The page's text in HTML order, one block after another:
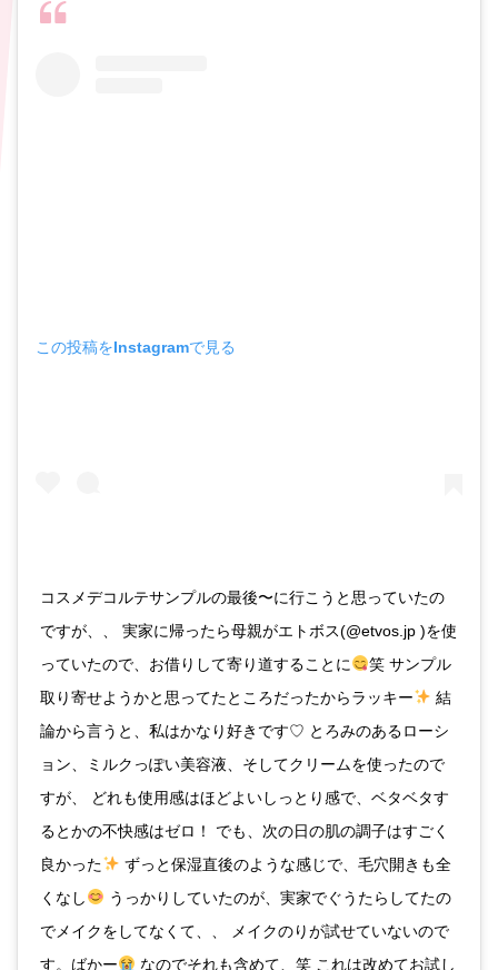
この投稿をInstagramで見る
コスメデコルテサンプルの最後〜に行こうと思っていたの
ですが、、 実家に帰ったら母親がエトボス(@etvos.jp )を使
っていたので、お借りして寄り道することに
笑 サンプル
取り寄せようかと思ってたところだったからラッキー
結
論から言うと、私はかなり好きです♡ とろみのあるローシ
ョン、ミルクっぽい美容液、そしてクリームを使ったので
すが、 どれも使用感はほどよいしっとり感で、ベタベタす
るとかの不快感はゼロ！ でも、次の日の肌の調子はすごく
良かった
ずっと保湿直後のような感じで、毛穴開きも全
くなし
うっかりしていたのが、実家でぐうたらしてたの
でメイクをしてなくて、、 メイクのりが試せていないので
す。ばかー
なのでそれも含めて、笑 これは改めてお試し